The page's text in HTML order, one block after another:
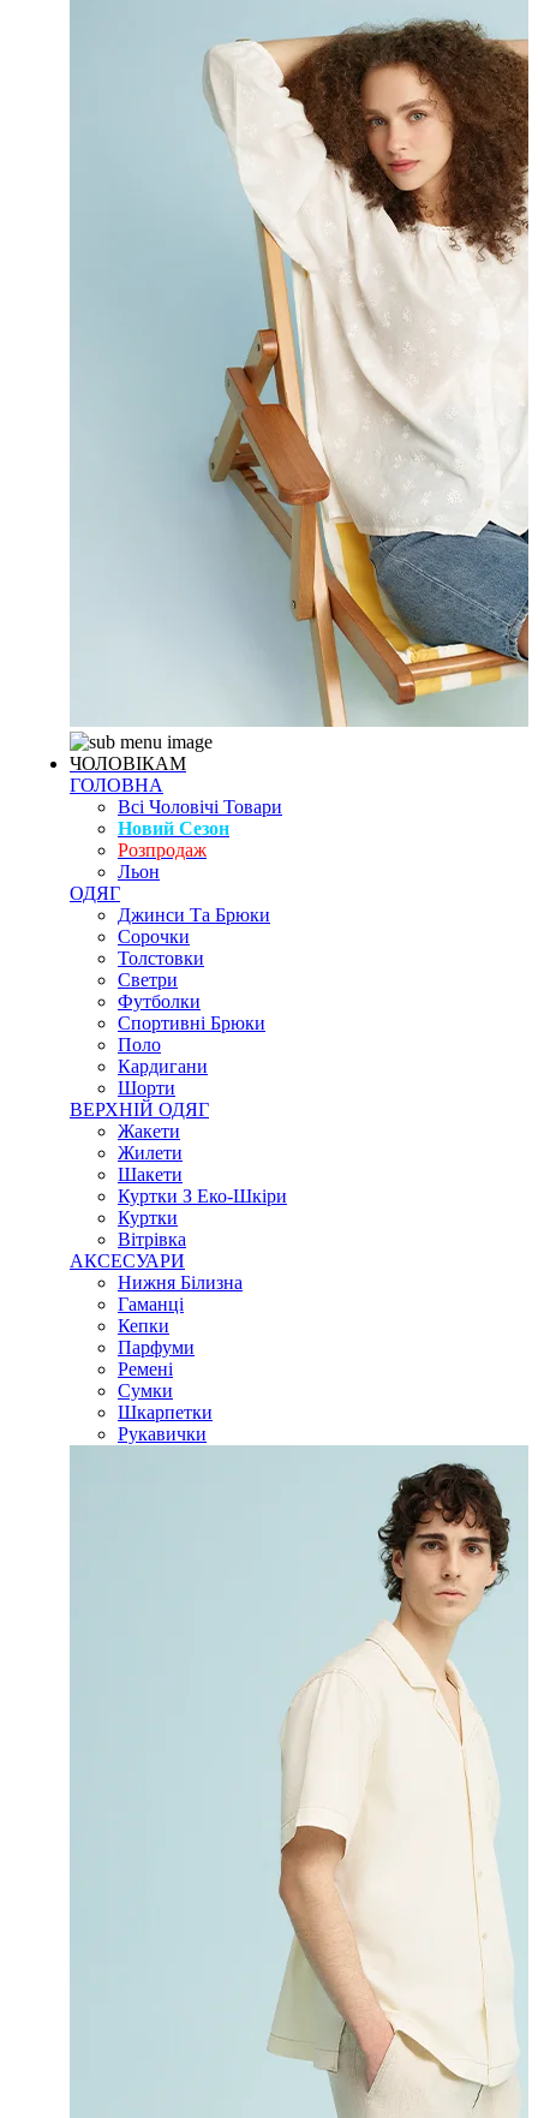
ЧОЛОВІКАМ
ГОЛОВНА
Всі Чоловічі Товари
Новий Сезон
Розпродаж
Льон
ОДЯГ
Джинси Та Брюки
Сорочки
Толстовки
Светри
Футболки
Спортивні Брюки
Поло
Кардигани
Шорти
ВЕРХНІЙ ОДЯГ
Жакети
Жилети
Шакети
Куртки З Еко-Шкіри
Куртки
Вітрівка
АКСЕСУАРИ
Нижня Білизна
Гаманці
Кепки
Парфуми
Ремені
Сумки
Шкарпетки
Рукавички